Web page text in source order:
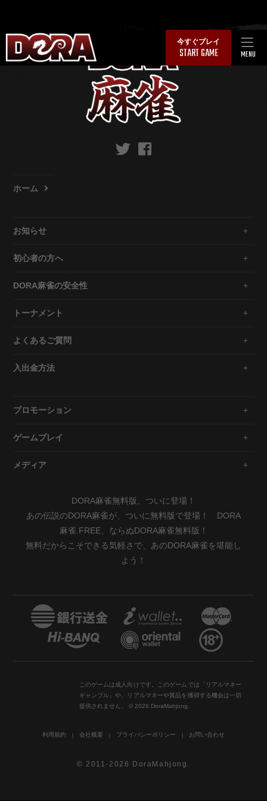
Skip
今すぐプレイ
START GAME MENU
ホーム
お知らせ
初心者の方へ
DORA麻雀の安全性
トーナメント
よくあるご質問
入出金方法
プロモーション
ゲームプレイ
メディア
DORA麻雀無料版、ついに登場！
あの伝説のDORA麻雀が、ついに無料版で登場！ DORA
麻雀.FREE、ならぬDORA麻雀無料版！
無料だからこそできる気軽さで、あのDORA麻雀を堪能し
よう！
このゲームは成人向けです。このゲームでは「リアルマネー
ギャンブル」や、リアルマネーや賞品を獲得する機会は一切
提供されません。 © 2026 DoraMahjong.
利用規約 会社概要 プライバシーポリシー お問い合わせ
© 2011-2026 DoraMahjong.